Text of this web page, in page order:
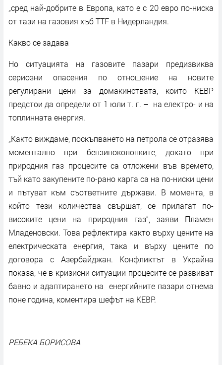
„сред най-добрите в Европа, като е с 20 евро по-ниска
от тази на газовия хъб TTF в Нидерландия.
Какво се задава
Но ситуацията на газовите пазари предизвиква
сериозни опасения по отношение на новите
регулирани цени за домакинствата, които КЕВР
предстои да определи от 1 юли т. г. – на електро- и на
топлинната енергия.
„Както виждаме, поскъпването на петрола се отразява
моментално при бензиноколонките, докато при
природния газ процесите са отложени във времето,
тъй като закупените по-рано карга са на по-ниски цени
и пътуват към съответните държави. В момента, в
който тези количества свършат, се прилагат по-
високите цени на природния газ“, заяви Пламен
Младеновски. Това рефлектира както върху цените на
електрическата енергия, така и върху цените по
договора с Азербайджан. Конфликтът в Украйна
показа, че в кризисни ситуации процесите се развиват
бавно и адаптирането на енергийните пазари отнема
поне година, коментира шефът на КЕВР.
РЕБЕКА БОРИСОВА